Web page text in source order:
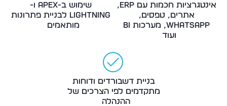
אינטגרציות חכמות עם ERP,
אתרים, טפסים,
WhatsApp, מערכות BI
ועוד
שימוש ב-Apex ו-
Lightning לבניית פתרונות
מותאמים
בניית דשבורדים ודוחות
מתקדמים לפי הצרכים של
ההנהלה